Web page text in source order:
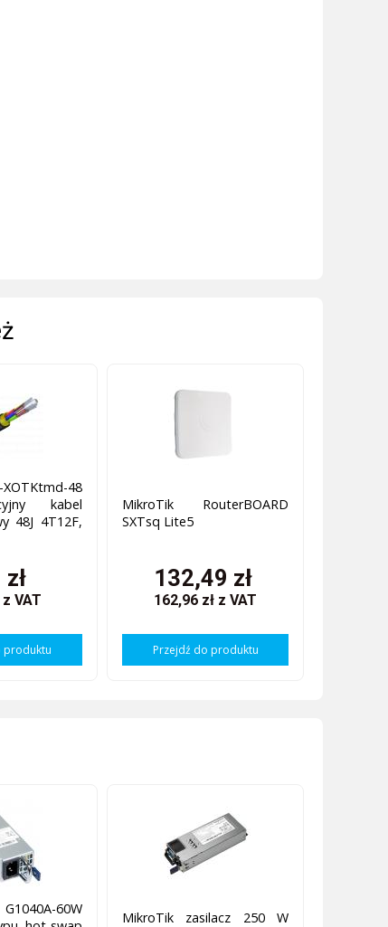
48
kabel
48J 4T12F,
z VAT
produktu
MikroTik RouterBOARD
SXTsq Lite5
132,49 zł
162,96 zł z VAT
Przejdź do produktu
60W
MikroTik zasilacz 250 W